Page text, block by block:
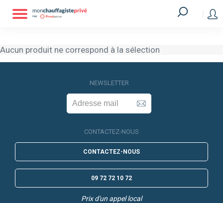
Aucun produit ne correspond à la sélection
NEWSLETTER
CONTACTEZ-NOUS
CONTACTEZ-NOUS
09 72 72 10 72
Prix d'un appel local